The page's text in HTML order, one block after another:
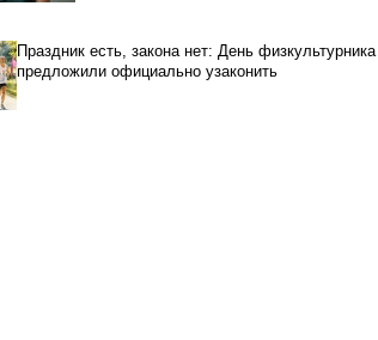
Праздник есть, закона нет: День физкультурника
предложили официально узаконить